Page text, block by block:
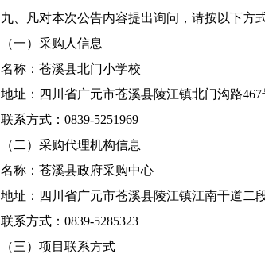
九、凡对本次公告内容提出询问，请按以下方
（一）采购人信息
名称：苍溪县北门小学校
地址：四川省广元市苍溪县陵江镇北门沟路467
联系方式：0839-5251969
（二）采购代理机构信息
名称：苍溪县政府采购中心
地址：四川省广元市苍溪县陵江镇江南干道二
联系方式：0839-5285323
（三）项目联系方式